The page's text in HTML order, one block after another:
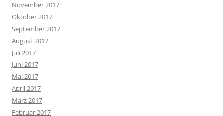
November 2017
Oktober 2017
September 2017
August 2017
Juli 2017
Juni 2017
Mai 2017
April 2017
März 2017
Februar 2017